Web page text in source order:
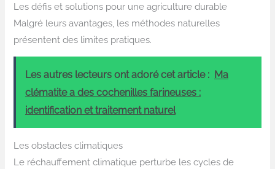
Les défis et solutions pour une agriculture durable
Malgré leurs avantages, les méthodes naturelles
présentent des limites pratiques.
Les autres lecteurs ont adoré cet article : Ma
clématite a des cochenilles farineuses :
identification et traitement naturel
Les obstacles climatiques
Le réchauffement climatique perturbe les cycles de